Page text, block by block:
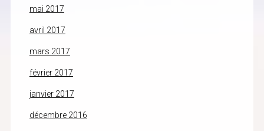
mai 2017
avril 2017
mars 2017
février 2017
janvier 2017
décembre 2016